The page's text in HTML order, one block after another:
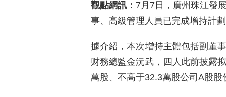
觀點網訊： 7月7日，廣州珠江發
事、高級管理人員已完成增持計劃
據介紹，本次增持主體包括副董
财務總監金沅武，四人此前披露
萬股、不高于32.3萬股公司A股股